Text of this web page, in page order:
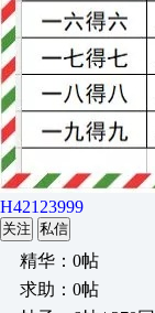
H42123999
关注 私信
精华：0帖
求助：0帖